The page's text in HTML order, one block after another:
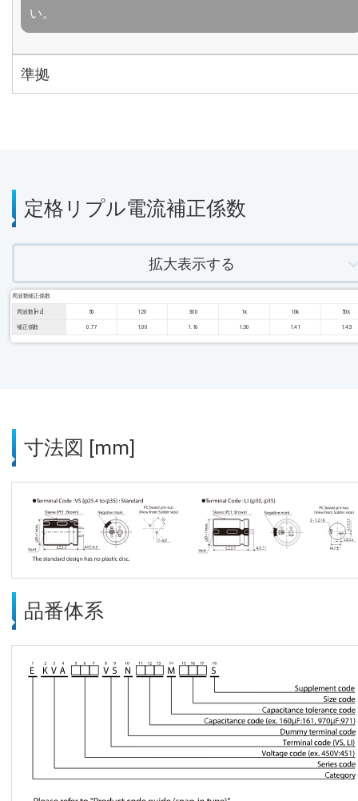
い。
準拠
定格リプル電流補正係数
拡大表示する
周波数補正係数
周波数 [Hz] 50 120 300 1k 10k 50k
補正係数 0.77 1.00 1.16 1.30 1.41 1.43
寸法図 [mm]
品番体系